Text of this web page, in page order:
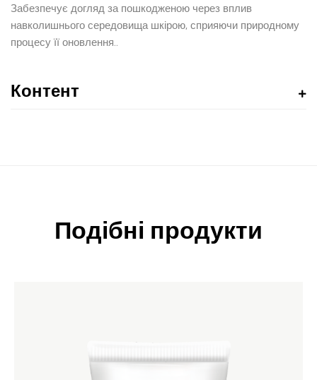
Забезпечує догляд за пошкодженою через вплив
навколишнього середовища шкірою, сприяючи природному
процесу її оновлення..
Контент
Подібні продукти